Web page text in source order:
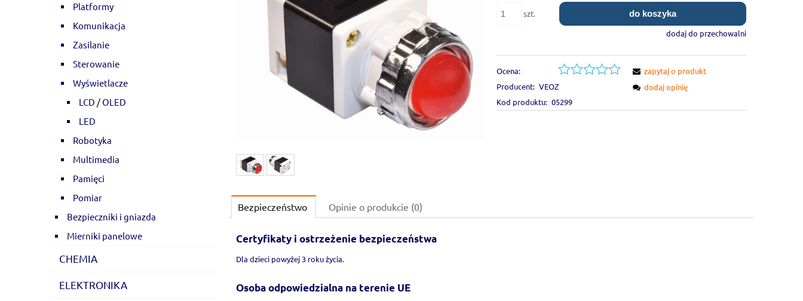
Platformy
Komunikacja
Zasilanie
Sterowanie
Wyświetlacze
LCD / OLED
LED
Robotyka
Multimedia
Pamięci
Pomiar
Bezpieczniki i gniazda
Mierniki panelowe
CHEMIA
ELEKTRONIKA
szt.
do koszyka
dodaj do przechowalni
Ocena:
Producent: VEOZ
Kod produktu: 05299
zapytaj o produkt
dodaj opinię
Bezpieczeństwo Opinie o produkcie (0)
Certyfikaty i ostrzeżenie bezpieczeństwa
Dla dzieci powyżej 3 roku życia.
Osoba odpowiedzialna na terenie UE